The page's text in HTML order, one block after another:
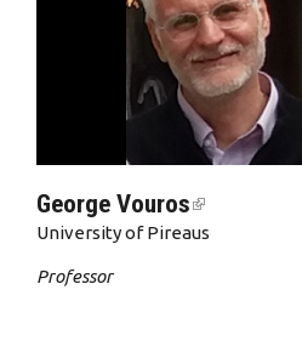
George Vouros(link is
University of Pireaus
Professor